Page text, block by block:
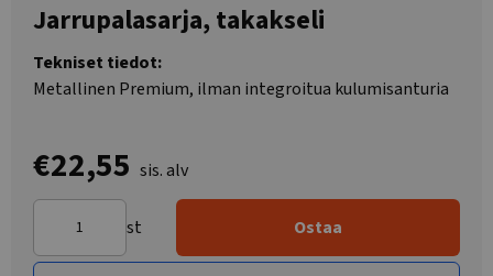
Jarrupalasarja, takakseli
Tekniset tiedot:
Metallinen Premium, ilman integroitua kulumisanturia
€22,55 sis. alv
st Ostaa